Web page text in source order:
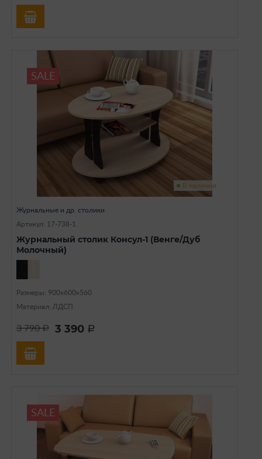
SALE
В наличии
Журнальные и др. столики
Артикул: 17-738-1
Журнальный столик Консул-1 (Венге/Дуб
Молочный)
Размеры: 900х600х560
Материал: ЛДСП
3 790a 3 390 a
SALE